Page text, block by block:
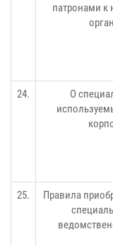
патронами к
24.
О
25.
Правила